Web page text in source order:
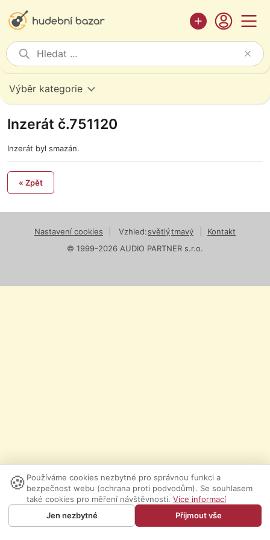
Výběr kategorie
Inzerát č.751120
Inzerát byl smazán.
« Zpět
Nastavení cookies Vzhled:světlýtmavý
Kontakt
© 1999-2026 AUDIO PARTNER s.r.o.
🍪 Používáme cookies nezbytné pro správnou funkci a
bezpečnost webu (ochrana proti podvodům). Se souhlasem
také cookies pro měření návštěvnosti. Více informací
Jen nezbytné
Přijmout vše